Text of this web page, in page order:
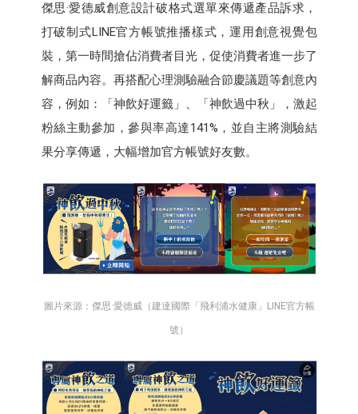
傑思·愛德威創意設計破格式選單來傳遞產品訴求，
打破制式LINE官方帳號推播樣式，運用創意視覺包
裝，第一時間搶佔消費者目光，促使消費者進一步了
解商品內容。再搭配心理測驗融合節慶議題等創意內
容，例如：「神飲好運籤」、「神飲過中秋」，激起
粉絲主動參加，參與率高達141%，並自主將測驗結
果分享傳遞，大幅增加官方帳號好友數。
圖片來源：傑思·愛德威（建達國際「飛利浦水健康」LINE官方帳
號）